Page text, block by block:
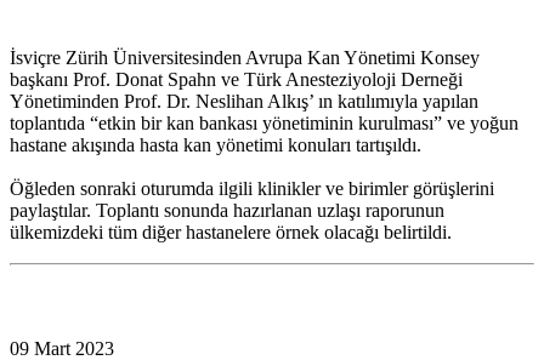
İsviçre Zürih Üniversitesinden Avrupa Kan Yönetimi Konsey
başkanı Prof. Donat Spahn ve Türk Anesteziyoloji Derneği
Yönetiminden Prof. Dr. Neslihan Alkış’ ın katılımıyla yapılan
toplantıda “etkin bir kan bankası yönetiminin kurulması” ve yoğun
hastane akışında hasta kan yönetimi konuları tartışıldı.
Öğleden sonraki oturumda ilgili klinikler ve birimler görüşlerini
paylaştılar. Toplantı sonunda hazırlanan uzlaşı raporunun
ülkemizdeki tüm diğer hastanelere örnek olacağı belirtildi.
09 Mart 2023